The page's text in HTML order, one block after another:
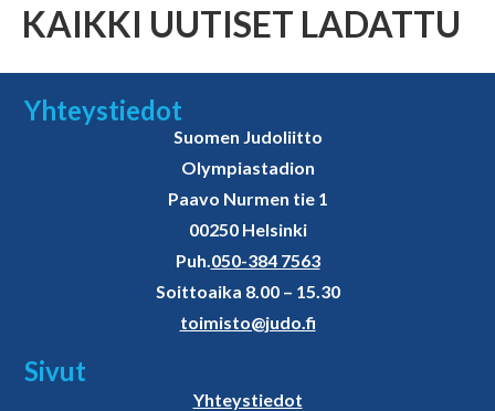
KAIKKI UUTISET LADATTU
Yhteystiedot
Suomen Judoliitto
Olympiastadion
Paavo Nurmen tie 1
00250 Helsinki
Puh.050-384 7563
Soittoaika 8.00 – 15.30
toimisto@judo.fi
Sivut
Yhteystiedot